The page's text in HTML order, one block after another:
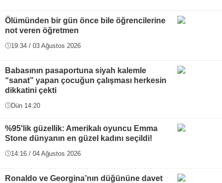
Ölümünden bir gün önce bile öğrencilerine
not veren öğretmen
19:34 / 03 Ağustos 2026
Babasının pasaportuna siyah kalemle
“sanat” yapan çocuğun çalışması herkesin
dikkatini çekti
Dün 14:20
%95'lik güzellik: Amerikalı oyuncu Emma
Stone dünyanın en güzel kadını seçildi!
14:16 / 04 Ağustos 2026
Ronaldo ve Georgina’nın düğününe davet